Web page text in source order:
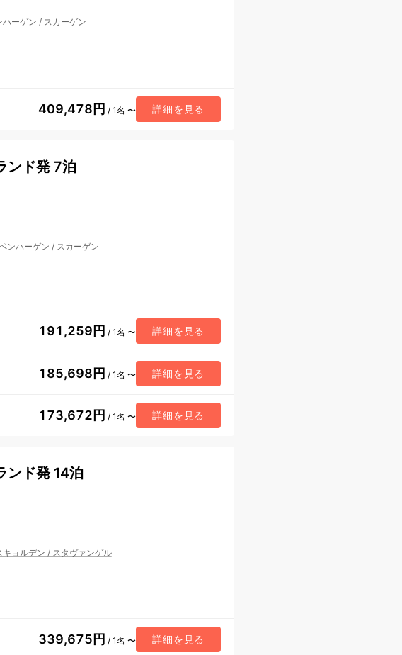
ハーゲン / スカーゲン
409,478円 / 1名 〜 詳細を見る
ンド発 7泊
ンハーゲン / スカーゲン
191,259円 / 1名 〜 詳細を見る
185,698円 / 1名 〜 詳細を見る
173,672円 / 1名 〜 詳細を見る
ンド発 14泊
キョルデン / スタヴァンゲル
339,675円 / 1名 〜 詳細を見る